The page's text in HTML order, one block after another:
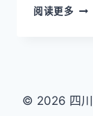
阅读更多
276
© 2026 四川